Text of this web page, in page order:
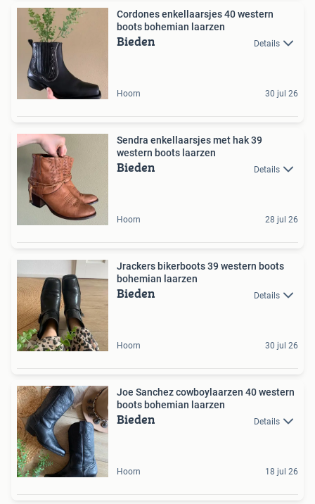
Cordones enkellaarsjes 40 western
boots bohemian laarzen
Bieden Details
Hoorn 30 jul 26
Sendra enkellaarsjes met hak 39
western boots laarzen
Bieden Details
Hoorn 28 jul 26
Jrackers bikerboots 39 western boots
bohemian laarzen
Bieden Details
Hoorn 30 jul 26
Joe Sanchez cowboylaarzen 40 western
boots bohemian laarzen
Bieden Details
Hoorn 18 jul 26